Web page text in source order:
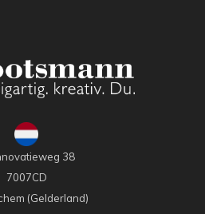
38
7007CD
(Gelderland)